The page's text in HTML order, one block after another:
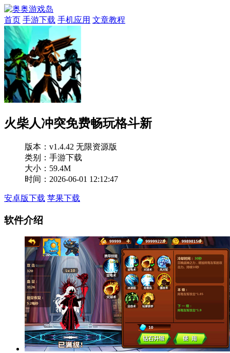
首页 手游下载 手机应用 文章教程
火柴人冲突免费畅玩格斗新
版本： v1.4.42 无限资源版
类别：手游下载
大小：59.4M
时间：2026-06-01 12:12:47
安卓版下载 苹果下载
软件介绍